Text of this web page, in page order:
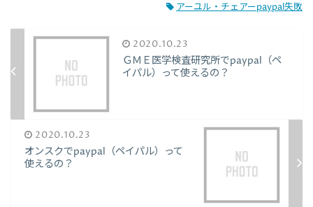
アーユル・チェアーpaypal失敗
2020.10.23
ＧＭＥ医学検査研究所でpaypal（ペ
イパル）って使えるの？
2020.10.23
オンスクでpaypal（ペイパル）って
使えるの？